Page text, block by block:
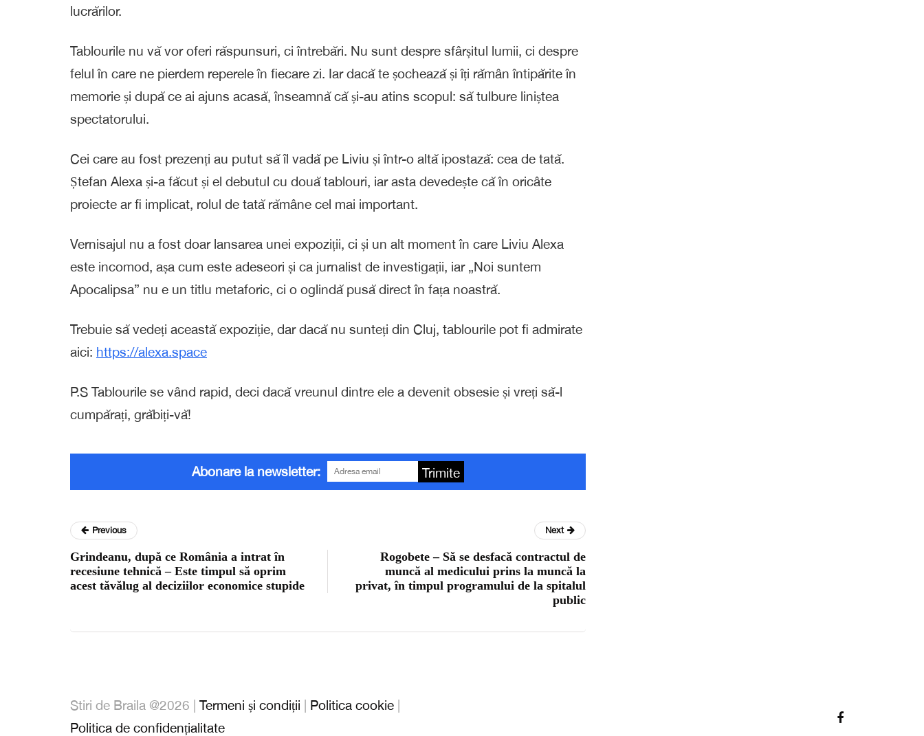
lucrărilor.
Tablourile nu vă vor oferi răspunsuri, ci întrebări. Nu sunt despre sfârșitul lumii, ci despre
felul în care ne pierdem reperele în fiecare zi. Iar dacă te șochează și îți rămân întipărite în
memorie și după ce ai ajuns acasă, înseamnă că și-au atins scopul: să tulbure liniștea
spectatorului.
Cei care au fost prezenți au putut să îl vadă pe Liviu și într-o altă ipostază: cea de tată.
Ștefan Alexa și-a făcut și el debutul cu două tablouri, iar asta devedește că în oricâte
proiecte ar fi implicat, rolul de tată rămâne cel mai important.
Vernisajul nu a fost doar lansarea unei expoziții, ci și un alt moment în care Liviu Alexa
este incomod, așa cum este adeseori și ca jurnalist de investigații, iar „Noi suntem
Apocalipsa” nu e un titlu metaforic, ci o oglindă pusă direct în fața noastră.
Trebuie să vedeți această expoziție, dar dacă nu sunteți din Cluj, tablourile pot fi admirate
aici: https://alexa.space
P.S Tablourile se vând rapid, deci dacă vreunul dintre ele a devenit obsesie și vreți să-l
cumpărați, grăbiți-vă!
Abonare la newsletter: Trimite
Previous
Grindeanu, după ce România a intrat în
recesiune tehnică – Este timpul să oprim
acest tăvălug al deciziilor economice stupide
Next
Rogobete – Să se desfacă contractul de
muncă al medicului prins la muncă la
privat, în timpul programului de la spitalul
public
Stiri de Braila @2026 | Termeni și condiții | Politica cookie |
Politica de confidențialitate